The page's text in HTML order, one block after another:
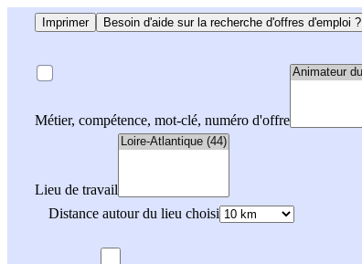
Imprimer Besoin d'aide sur la recherche d'offres d'emploi ?
Métier, compétence, mot-clé, numéro d'offre
Lieu de travail
Distance autour du lieu choisi